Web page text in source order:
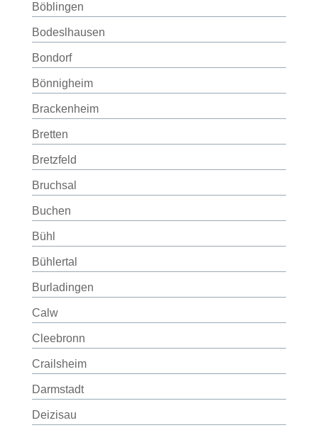
Böblingen
Bodeslhausen
Bondorf
Bönnigheim
Brackenheim
Bretten
Bretzfeld
Bruchsal
Buchen
Bühl
Bühlertal
Burladingen
Calw
Cleebronn
Crailsheim
Darmstadt
Deizisau